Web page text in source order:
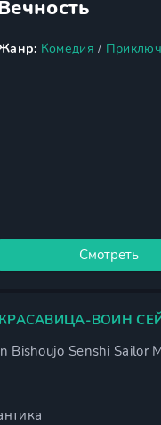
Комедия /
Смотреть
ВОИН
Bishoujo Senshi Sailor